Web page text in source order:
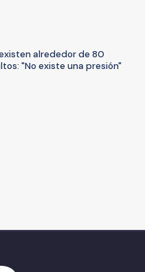
alrededor de 80
"No existe una presión"